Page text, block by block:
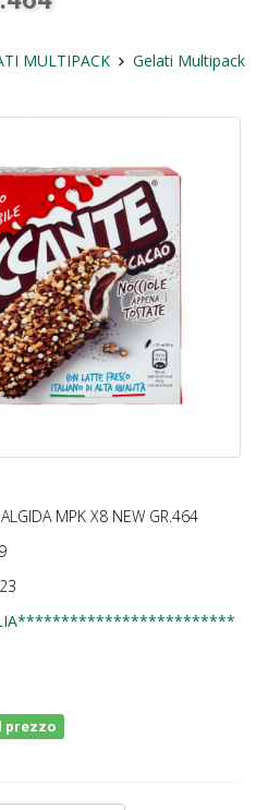
MULTIPACK
Gelati Multipack
MPK X8 NEW GR.464
prezzo